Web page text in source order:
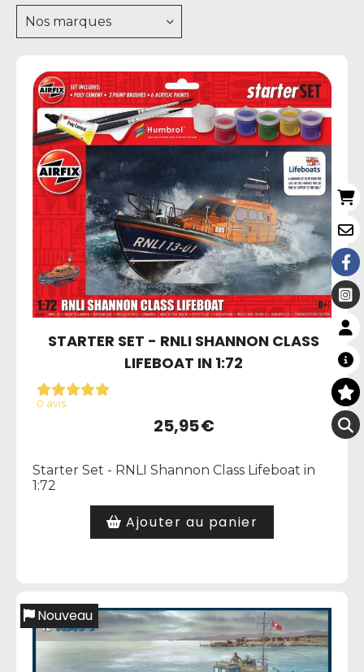
Nos marques
STARTER SET - RNLI SHANNON CLASS
LIFEBOAT IN 1:72
0 avis
25,95€
Starter Set - RNLI Shannon Class Lifeboat in
1:72
Ajouter au panier
Nouveau